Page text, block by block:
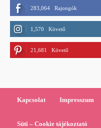
283,064 Rajongók
1,570 Követő
21,681 Követő
Kapcsolat Impresszum
Süti – Cookie tájékoztató